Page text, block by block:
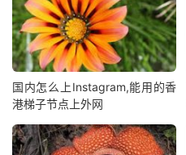
国内怎么上Instagram,能用的香
港梯子节点上外网